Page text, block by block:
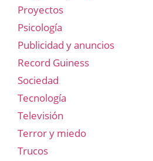
Proyectos
Psicología
Publicidad y anuncios
Record Guiness
Sociedad
Tecnología
Televisión
Terror y miedo
Trucos